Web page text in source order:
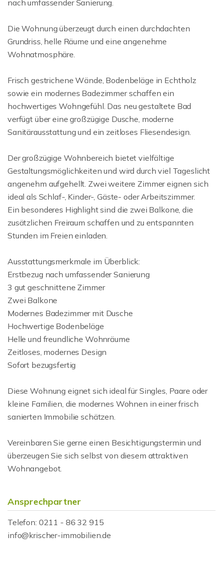
nach umfassender Sanierung.
Die Wohnung überzeugt durch einen durchdachten
Grundriss, helle Räume und eine angenehme
Wohnatmosphäre.
Frisch gestrichene Wände, Bodenbeläge in Echtholz
sowie ein modernes Badezimmer schaffen ein
hochwertiges Wohngefühl. Das neu gestaltete Bad
verfügt über eine großzügige Dusche, moderne
Sanitärausstattung und ein zeitloses Fliesendesign.
Der großzügige Wohnbereich bietet vielfältige
Gestaltungsmöglichkeiten und wird durch viel Tageslicht
angenehm aufgehellt. Zwei weitere Zimmer eignen sich
ideal als Schlaf-, Kinder-, Gäste- oder Arbeitszimmer.
Ein besonderes Highlight sind die zwei Balkone, die
zusätzlichen Freiraum schaffen und zu entspannten
Stunden im Freien einladen.
Ausstattungsmerkmale im Überblick:
Erstbezug nach umfassender Sanierung
3 gut geschnittene Zimmer
Zwei Balkone
Modernes Badezimmer mit Dusche
Hochwertige Bodenbeläge
Helle und freundliche Wohnräume
Zeitloses, modernes Design
Sofort bezugsfertig
Diese Wohnung eignet sich ideal für Singles, Paare oder
kleine Familien, die modernes Wohnen in einer frisch
sanierten Immobilie schätzen.
Vereinbaren Sie gerne einen Besichtigungstermin und
überzeugen Sie sich selbst von diesem attraktiven
Wohnangebot.
Ansprechpartner
Telefon: 0211 - 86 32 915
info@krischer-immobilien.de